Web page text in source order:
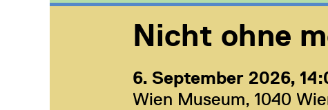
Nicht ohne
6. September 2026,
Wien Museum, 1040